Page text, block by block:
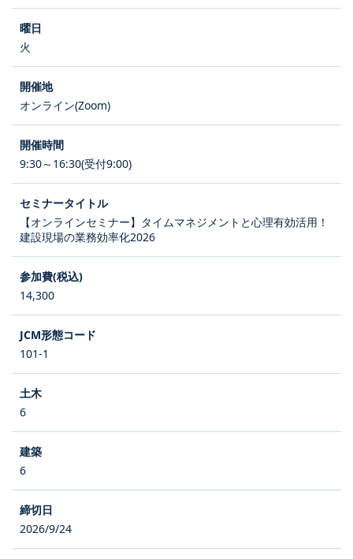
火
オンライン(Zoom)
9:30～16:30(受付9:00)
【オンラインセミナー】タイムマネジメントと心理有効活用！
建設現場の業務効率化2026
14,300
101-1
6
6
2026/9/24